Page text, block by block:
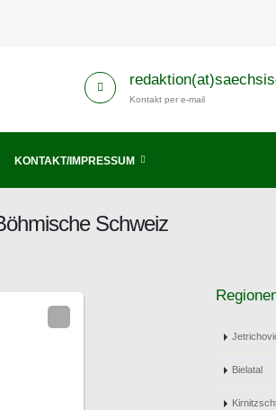
Kontakt per e-mail
KONTAKT/IMPRESSUM
Schweiz
Bielatal